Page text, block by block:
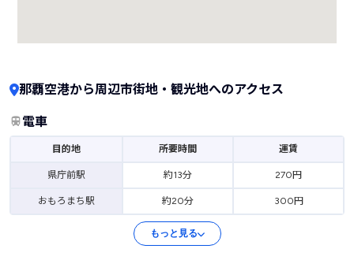
那覇空港から周辺市街地・観光地へのアクセス
電車
目的地 所要時間 運賃
県庁前駅 約13分 270円
おもろまち駅 約20分 300円
もっと見る